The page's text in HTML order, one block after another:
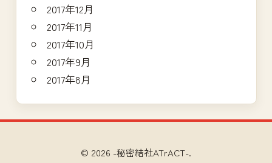
2017年12月
2017年11月
2017年10月
2017年9月
2017年8月
© 2026 -秘密結社ATrACT-.